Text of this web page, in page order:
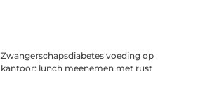
Zwangerschapsdiabetes voeding op
kantoor: lunch meenemen met rust